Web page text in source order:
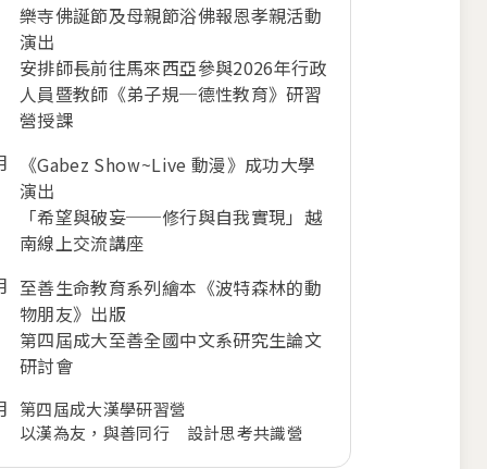
樂寺佛誕節及母親節浴佛報恩孝親活動
演出
安排師長前往馬來西亞參與2026年行政
人員暨教師《弟子規─德性教育》研習
營授課
《Gabez Show~Live 動漫》成功大學
演出
「希望與破妄──修行與自我實現」越
南線上交流講座
至善生命教育系列繪本《波特森林的動
物朋友》出版
第四屆成大至善全國中文系研究生論文
研討會
第四屆成大漢學研習營
以漢為友，與善同行 設計思考共識營